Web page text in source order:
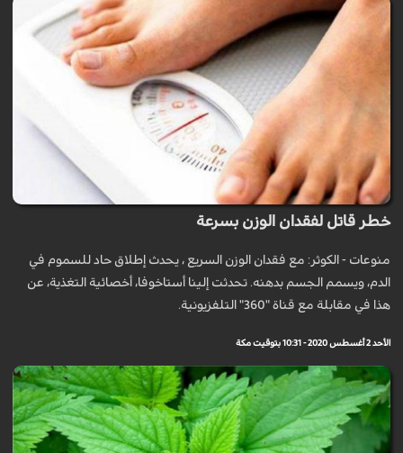
خطر قاتل لفقدان الوزن بسرعة
منوعات - الكوثر: مع فقدان الوزن السريع ، يحدث إطلاق حاد للسموم في
الدم، ويسمم الجسم بدهنه. تحدثت إلينا أستاخوفا، أخصائية التغذية، عن
هذا في مقابلة مع قناة "360" التلفزيونية.
الأحد 2 أغسطس 2020 - 10:31 بتوقيت مكة